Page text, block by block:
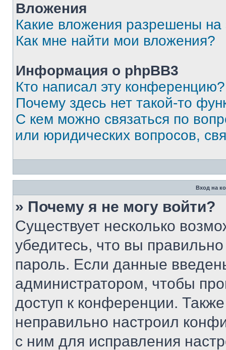
Вложения
Какие вложения разрешены
Как мне найти мои вложения?
Информация о phpBB3
Кто написал эту конференцию?
Почему здесь нет такой-то
С кем можно связаться по
или юридических вопросов,
Вход на
» Почему я не могу войти?
Существует несколько
убедитесь, что вы
пароль. Если данные
администратором, чтобы
доступ к конференции.
неправильно настроил
с ним для исправления